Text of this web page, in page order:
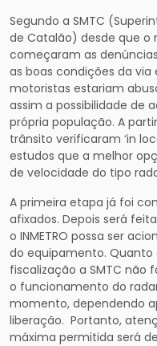
Segundo a SMTC
de Catalão) desde que o
começaram as
as boas condições da
motoristas estariam
assim a possibilidade de
própria população. A
trânsito verificaram ‘in
estudos que a melhor
de velocidade do tipo
A primeira etapa já foi
afixados. Depois será
o INMETRO possa ser
do equipamento. Quanto
fiscalização a SMTC não
o funcionamento do
momento, dependendo
liberação. Portanto,
máxima permitida será